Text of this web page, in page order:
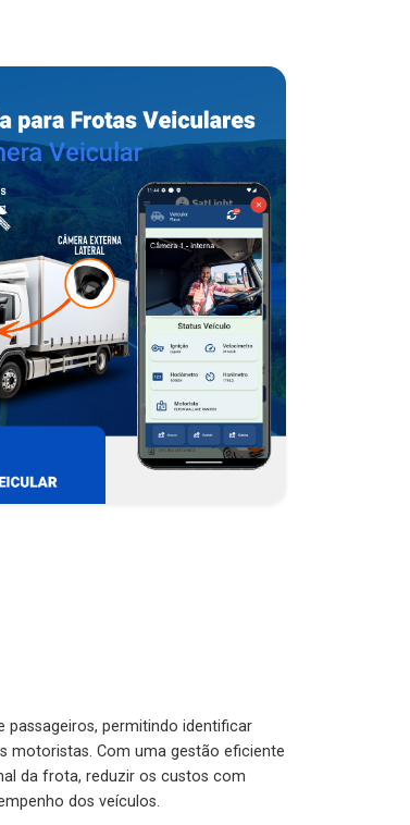
passageiros, permitindo identificar
motoristas. Com uma gestão eficiente
da frota, reduzir os custos com
dos veículos.